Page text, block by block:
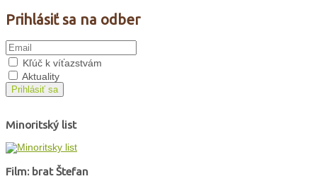
Prihlásiť sa na odber
Kľúč k víťazstvám
Aktuality
Prihlásiť sa
Minoritský list
Film: brat Štefan